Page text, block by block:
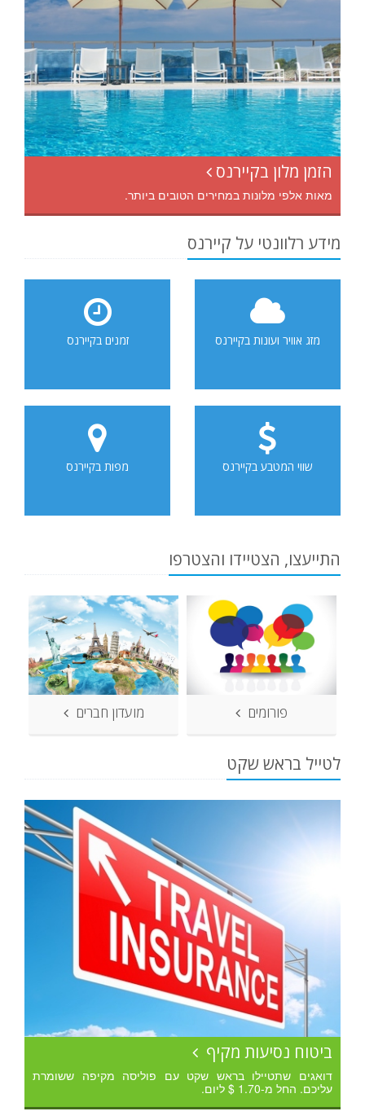
הזמן מלון בקיירנס
מאות אלפי מלונות במחירים הטובים ביותר.
מידע רלוונטי על קיירנס
מזג אוויר ועונות בקיירנס זמנים בקיירנס
שווי המטבע בקיירנס מפות בקיירנס
התייעצו, הצטיידו והצטרפו
פורומים מועדון חברים
לטייל בראש שקט
ביטוח נסיעות מקיף
דואגים שתטיילו בראש שקט עם פוליסה מקיפה ששומרת
עליכם. החל מ-1.70 $ ליום.